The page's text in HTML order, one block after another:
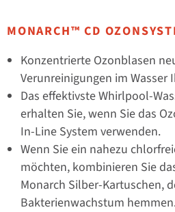
MONARCH™ CD
Konzentrierte Ozonblasen
Verunreinigungen im Wasser
Das effektivste Whirlpool-
erhalten Sie, wenn Sie das
In-Line System verwenden.
Wenn Sie ein nahezu
möchten, kombinieren Sie
Monarch Silber-Kartuschen,
Bakterienwachstum